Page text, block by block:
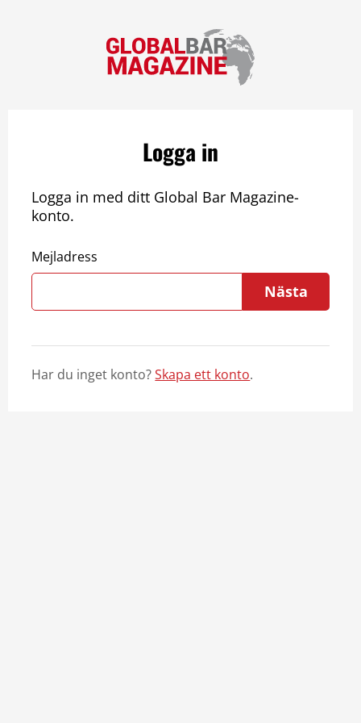
Logga in
Logga in med ditt Global Bar Magazine-
konto.
Mejladress
Nästa
Har du inget konto?Skapa ett konto.